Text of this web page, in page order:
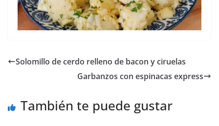
Solomillo de cerdo relleno de bacon y ciruelas
Garbanzos con espinacas express
También te puede gustar